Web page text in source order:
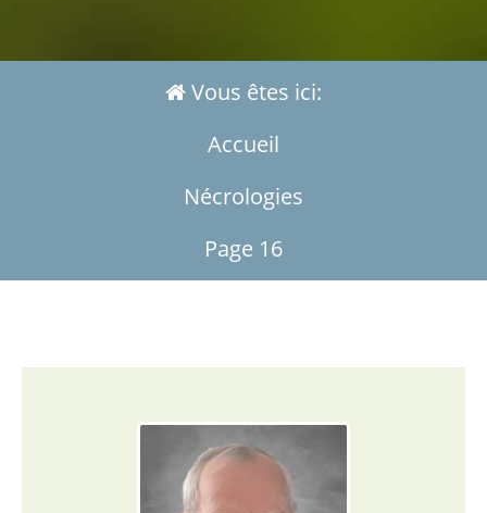
Vous êtes ici:
Accueil
Nécrologies
Page 16